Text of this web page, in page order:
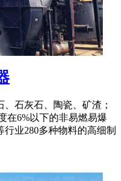
石灰石、陶瓷、矿渣；
在6%以下的非易燃易爆
业280多种物料的高细制